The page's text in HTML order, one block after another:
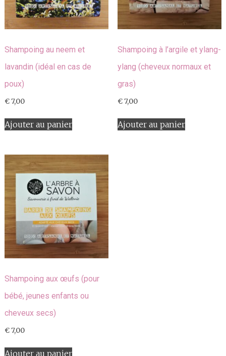
Shampoing au neem et
lavandin (idéal en cas de
poux)
€7,00
Ajouter au panier
Shampoing à l’argile et ylang-
ylang (cheveux normaux et
gras)
€7,00
Ajouter au panier
Shampoing aux œufs (pour
bébé, jeunes enfants ou
cheveux secs)
€7,00
Ajouter au panier